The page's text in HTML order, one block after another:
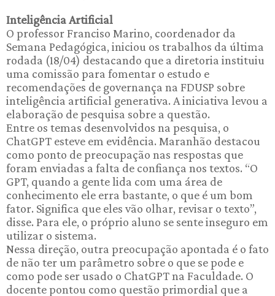
Inteligência Artificial
O professor Franciso Marino, coordenador da
Semana Pedagógica, iniciou os trabalhos da última
rodada (18/04) destacando que a diretoria instituiu
uma comissão para fomentar o estudo e
recomendações de governança na FDUSP sobre
inteligência artificial generativa. A iniciativa levou a
elaboração de pesquisa sobre a questão.
Entre os temas desenvolvidos na pesquisa, o
ChatGPT esteve em evidência. Maranhão destacou
como ponto de preocupação nas respostas que
foram enviadas a falta de confiança nos textos. “O
GPT, quando a gente lida com uma área de
conhecimento ele erra bastante, o que é um bom
fator. Significa que eles vão olhar, revisar o texto”,
disse. Para ele, o próprio aluno se sente inseguro em
utilizar o sistema.
Nessa direção, outra preocupação apontada é o fato
de não ter um parâmetro sobre o que se pode e
como pode ser usado o ChatGPT na Faculdade. O
docente pontou como questão primordial que a